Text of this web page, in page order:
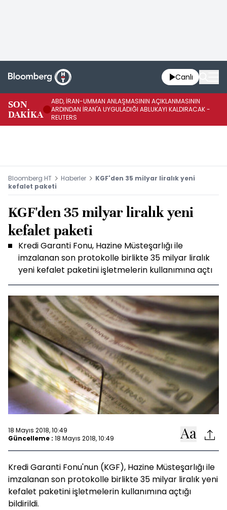
Canlı
SON
DAKİKA
ABD, İRAN-UMMAN ANLAŞMASININ AÇIKLANMASININ
ARDINDAN İRAN'A UYGULADIĞI ABLUKAYI KALDIRACAK -
REUTERS
Bloomberg HT Haberler
KGF'den 35 milyar liralık yeni
kefalet paketi
KGF'den 35 milyar liralık yeni
kefalet paketi
Kredi Garanti Fonu, Hazine Müsteşarlığı ile
imzalanan son protokolle birlikte 35 milyar liralık
yeni kefalet paketini işletmelerin kullanımına açtı
18 Mayıs 2018, 10:49
Güncelleme : 18 Mayıs 2018, 10:49
Kredi Garanti Fonu'nun (KGF), Hazine Müsteşarlığı ile
imzalanan son protokolle birlikte 35 milyar liralık yeni
kefalet paketini işletmelerin kullanımına açtığı
bildirildi.